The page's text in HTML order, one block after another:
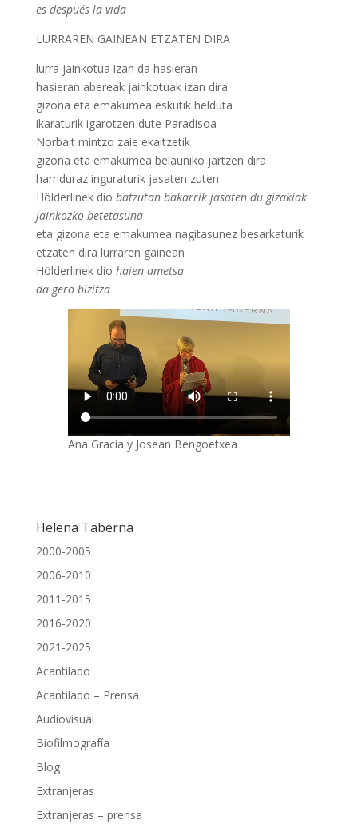
es después la vida
LURRAREN GAINEAN ETZATEN DIRA
lurra jainkotua izan da hasieran
hasieran abereak jainkotuak izan dira
gizona eta emakumea eskutik helduta
ikaraturik igarotzen dute Paradisoa
Norbait mintzo zaie ekaitzetik
gizona eta emakumea belauniko jartzen dira
harriduraz inguraturik jasaten zuten
Hölderlinek dio batzutan bakarrik jasaten du gizakiak
jainkozko betetasuna
eta gizona eta emakumea nagitasunez besarkaturik
etzaten dira lurraren gainean
Hölderlinek dio haien ametsa
da gero bizitza
Ana Gracia y Josean Bengoetxea
Helena Taberna
2000-2005
2006-2010
2011-2015
2016-2020
2021-2025
Acantilado
Acantilado – Prensa
Audiovisual
Biofilmografía
Blog
Extranjeras
Extranjeras – prensa